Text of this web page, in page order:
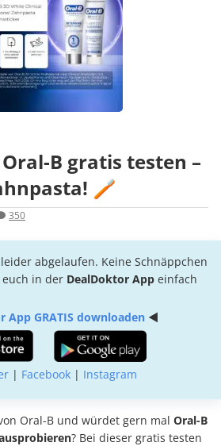
Oral-B gratis testen –
🪥
350
abgelaufen. Keine Schnäppchen
euch in der DealDoktor App einfach
App GRATIS downloaden◄
| Facebook| Instagram
Oral-B und würdet gern mal Oral-B
? Bei dieser gratis testen